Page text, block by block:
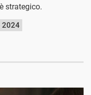
strategico.
2024